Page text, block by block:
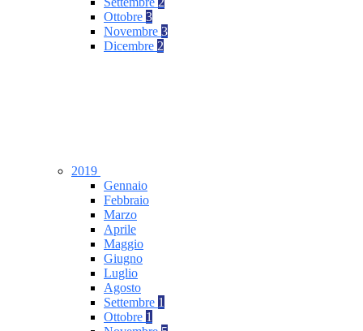
Ottobre 3
Novembre 3
Dicembre 2
2019
Gennaio
Febbraio
Marzo
Aprile
Maggio
Giugno
Luglio
Agosto
Settembre 1
Ottobre 1